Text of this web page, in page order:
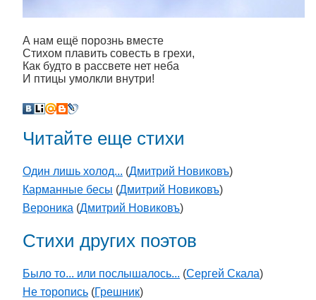
А нам ещё порознь вместе
Стихом плавить совесть в грехи,
Как будто в рассвете нет неба
И птицы умолкли внутри!
Читайте еще стихи
Один лишь холод... (Дмитрий Новиковъ)
Карманные бесы (Дмитрий Новиковъ)
Вероника (Дмитрий Новиковъ)
Стихи других поэтов
Было то... или послышалось... (Сергей Скала)
Не торопись (Грешник)